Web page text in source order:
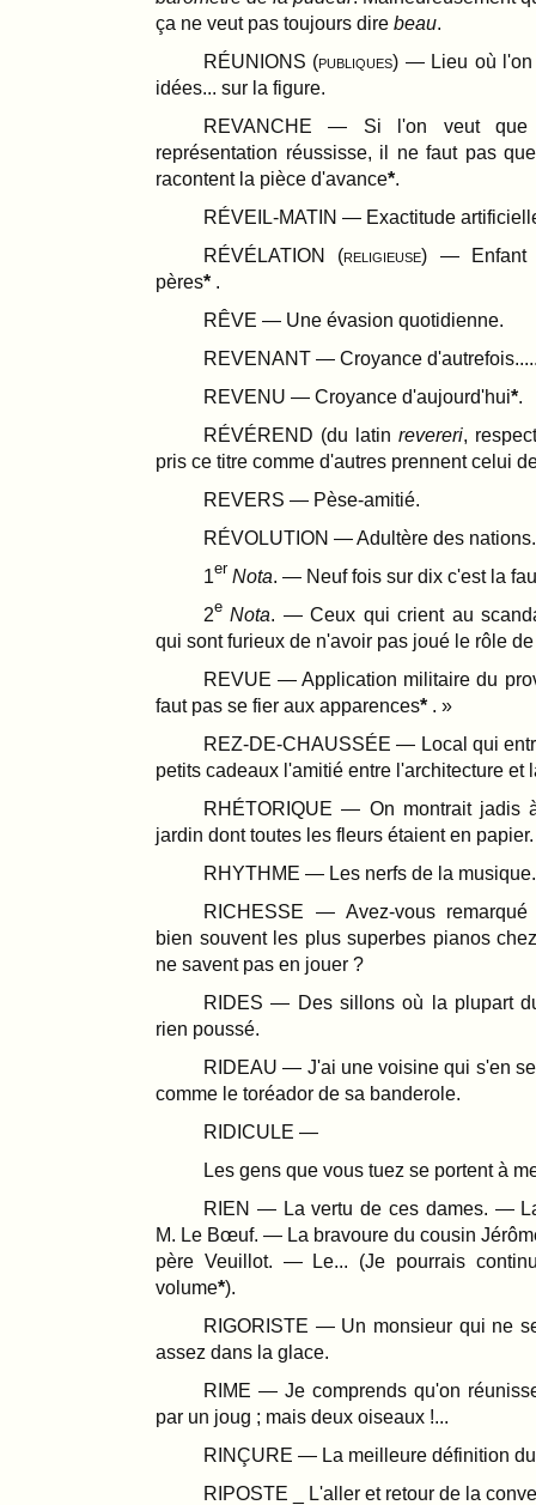
ça ne veut pas toujours dire beau.
RÉUNIONS (publiques) — Lieu où l'on
idées... sur la figure.
REVANCHE — Si l'on veut que
représentation réussisse, il ne faut pas
racontent la pièce d'avance .
RÉVEIL-MATIN — Exactitude
RÉVÉLATION (religieuse) — Enfant
pères
.
RÊVE — Une évasion quotidienne.
REVENANT — Croyance
REVENU — Croyance d'aujourd'hui .
RÉVÉREND (du latin revereri,
pris ce titre comme d'autres prennent celui
REVERS — Pèse-amitié.
RÉVOLUTION — Adultère des nations.
1er Nota. — Neuf fois sur dix c'est la
2e Nota. — Ceux qui crient au
qui sont furieux de n'avoir pas joué le rôle
REVUE — Application militaire du
faut pas se fier aux apparences
. »
REZ-DE-CHAUSSÉE — Local qui
petits cadeaux l'amitié entre l'architecture et
RHÉTORIQUE — On montrait jadis
jardin dont toutes les fleurs étaient en
RHYTHME — Les nerfs de la musique.
RICHESSE — Avez-vous
bien souvent les plus superbes pianos
ne savent pas en jouer ?
RIDES — Des sillons où la plupart
rien poussé.
RIDEAU — J'ai une voisine qui s'en
comme le toréador de sa banderole.
RIDICULE —
Les gens que vous tuez se portent à
RIEN — La vertu de ces dames. —
M. Le Bœuf. — La bravoure du cousin
père Veuillot. — Le... (Je pourrais
volume ).
RIGORISTE — Un monsieur qui ne
assez dans la glace.
RIME — Je comprends qu'on
par un joug ; mais deux oiseaux !...
RINÇURE — La meilleure définition
RIPOSTE _ L'aller et retour de la